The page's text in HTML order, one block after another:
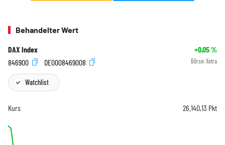
Behandelter Wert
DAX Index +0,05%
846900
DE0008469008 Börse: Xetra
Watchlist
Kurs 26.140,13 Pkt